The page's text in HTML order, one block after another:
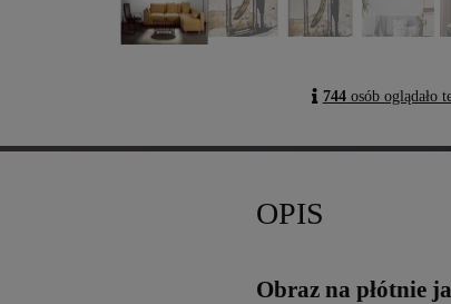
744osób oglądało
OPIS
Obraz na płótnie